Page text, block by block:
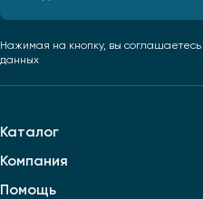
Каталог
Компания
Помощь
Нажимая на кнопку, вы соглашаетесь
данных